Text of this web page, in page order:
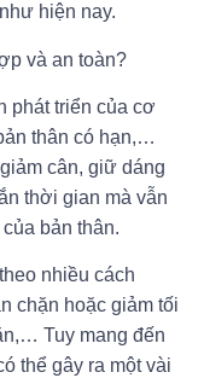
hiện nay.
và an toàn?
phát triển của cơ
thân có hạn,…
cân, giữ dáng
thời gian mà vẫn
bản thân.
nhiều cách
chặn hoặc giảm tối
Tuy mang đến
thể gây ra một vài